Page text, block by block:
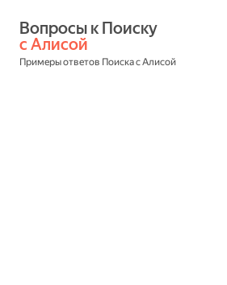
с Алисой
Примеры ответов Поиска с Алисой